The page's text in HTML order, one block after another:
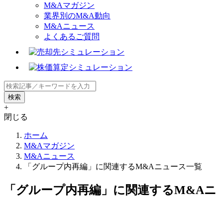
M&Aマガジン
業界別のM&A動向
M&Aニュース
よくあるご質問
+
閉じる
ホーム
M&Aマガジン
M&Aニュース
「グループ内再編」に関連するM&Aニュース一覧
「グループ内再編」に関連するM&Aニ